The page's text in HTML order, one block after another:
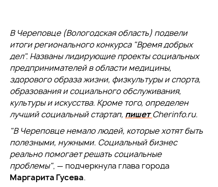
В Череповце (Вологодская область) подвели
итоги регионального конкурса "Время добрых
дел". Названы лидирующие проекты социальных
предпринимателей в области медицины,
здорового образа жизни, физкультуры и спорта,
образования и социального обслуживания,
культуры и искусства. Кроме того, определен
лучший социальный стартап, пишет Cherinfo.ru.
"В Череповце немало людей, которые хотят быть
полезными, нужными. Социальный бизнес
реально помогает решать социальные
проблемы", — подчеркнула глава города
Маргарита Гусева.